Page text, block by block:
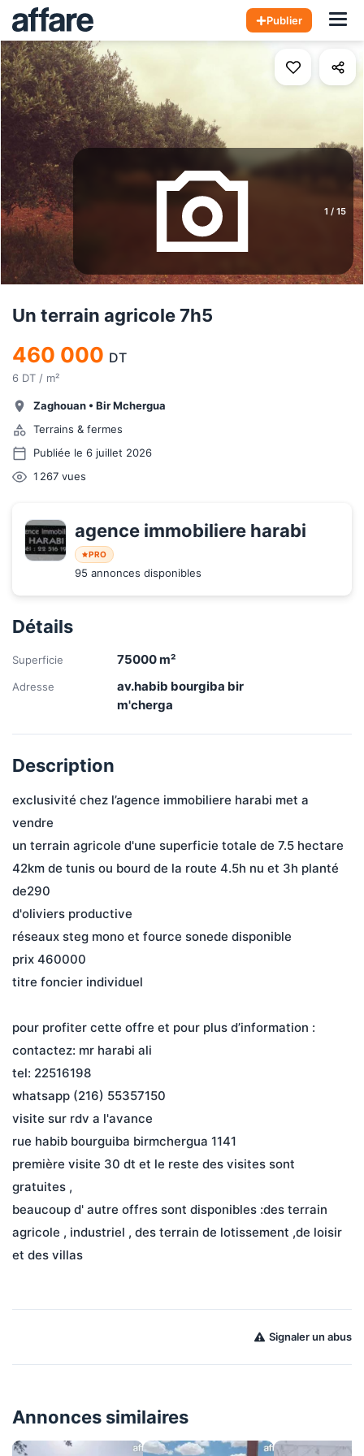
Publier
1 / 15
Un terrain agricole 7h5
460 000 DT
6 DT / m²
Zaghouan • Bir Mchergua
Terrains & fermes
Publiée le 6 juillet 2026
1 267 vues
agence immobiliere harabi
PRO
95 annonces disponibles
Détails
Superficie 75000m²
Adresse
av.habib bourgiba bir
m'cherga
Description
exclusivité chez l’agence immobiliere harabi met a
vendre
un terrain agricole d'une superficie totale de 7.5 hectare
42km de tunis ou bourd de la route 4.5h nu et 3h planté
de290
d'oliviers productive
réseaux steg mono et fource sonede disponible
prix 460000
titre foncier individuel
pour profiter cette offre et pour plus d’information :
contactez: mr harabi ali
tel: 22516198
whatsapp (216) 55357150
visite sur rdv a l'avance
rue habib bourguiba birmchergua 1141
première visite 30 dt et le reste des visites sont
gratuites ,
beaucoup d' autre offres sont disponibles :des terrain
agricole , industriel , des terrain de lotissement ,de loisir
et des villas
Signaler un abus
Annonces similaires